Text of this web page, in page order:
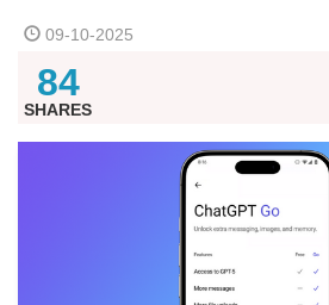
09-10-2025
84
SHARES